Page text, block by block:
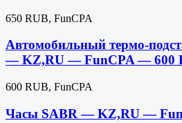
650 RUB, FunCPA
Автомобильный термо-
— KZ,RU — FunCPA — 600
600 RUB, FunCPA
Часы SABR — KZ,RU —